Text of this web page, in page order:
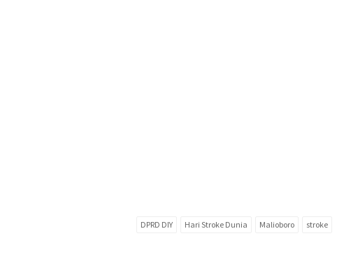
DPRD DIY Hari Stroke Dunia Malioboro stroke